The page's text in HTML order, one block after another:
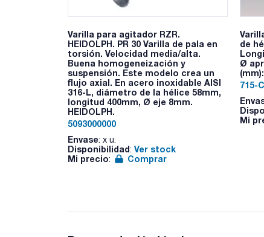
Varilla para agitador RZR.
HEIDOLPH. PR 30 Varilla de pala en
torsión. Velocidad media/alta.
Buena homogeneización y
suspensión. Este modelo crea un
flujo axial. En acero inoxidable AISI
316-L, diámetro de la hélice 58mm,
longitud 400mm, Ø eje 8mm.
HEIDOLPH.
5093000000
Envase: x u.
Disponibilidad: Ver stock
Mi precio: Comprar
de
Ø
715-
Mi